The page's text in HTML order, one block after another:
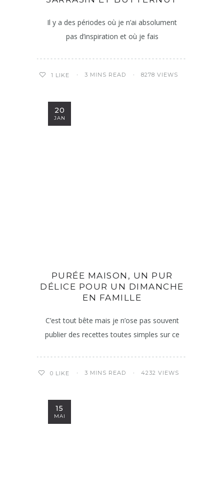
Il y a des périodes où je n’ai absolument
pas d’inspiration et où je fais
1 LIKE 3 MINS READ 8278 VIEWS
20
JAN
PURÉE MAISON, UN PUR
DÉLICE POUR UN DIMANCHE
EN FAMILLE
C’est tout bête mais je n’ose pas souvent
publier des recettes toutes simples sur ce
0 LIKE 3 MINS READ 4232 VIEWS
15
MAI